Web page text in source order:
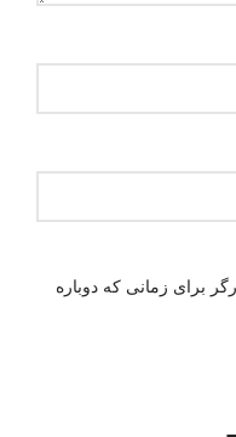
برای زمانی که دوباره